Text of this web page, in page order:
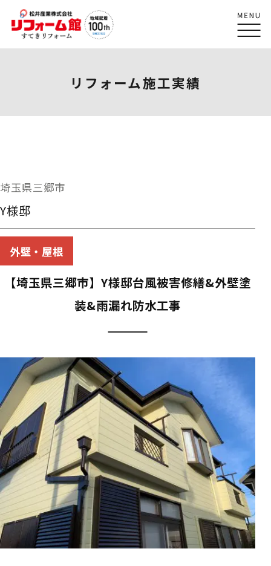
リフォーム施工実績
埼玉県三郷市
Y様邸
外壁・屋根
【埼玉県三郷市】Y様邸台風被害修繕&外壁塗
装&雨漏れ防水工事